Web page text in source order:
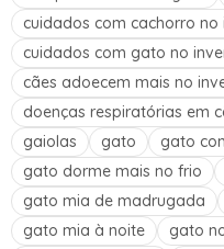
cuidados com cachorro no
cuidados com gato no
cães adoecem mais no
doenças respiratórias em
gaiolas
gato
gato
gato dorme mais no frio
gato mia de madrugada
gato mia à noite
gato